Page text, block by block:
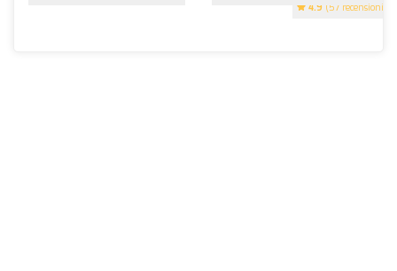
4.9 (57 recensioni)